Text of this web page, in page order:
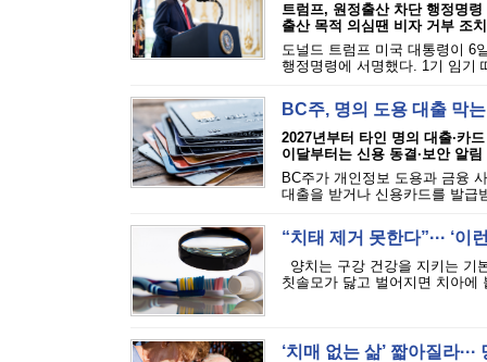
트럼프, 원정출산 차단 행정명령
출산 목적 의심땐 비자 거부 조치
도널드 트럼프 미국 대통령이 6
행정명령에 서명했다. 1기 임기
BC주, 명의 도용 대출 막
2027년부터 타인 명의 대출·카
이달부터는 신용 동결·보안 알
BC주가 개인정보 도용과 금융
대출을 받거나 신용카드를 발급
“치태 제거 못한다”··· ‘
양치는 구강 건강을 지키는 기
칫솔모가 닳고 벌어지면 치아에
‘치매 없는 삶’ 짧아질라